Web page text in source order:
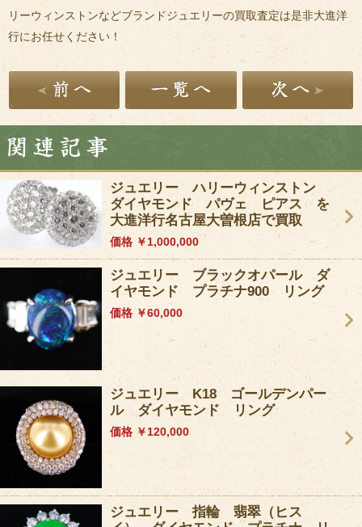
リーウィンストンなどブランドジュエリーの買取査定は是非大進洋
行にお任せください！
ジュエリー ハリーウィンストン
ダイヤモンド パヴェ ピアス を
大進洋行名古屋大曽根店で買取
価格 ￥1,000,000
ジュエリー ブラックオパール ダ
イヤモンド プラチナ900 リング
価格 ￥60,000
ジュエリー K18 ゴールデンパー
ル ダイヤモンド リング
価格 ￥120,000
ジュエリー 指輪 翡翠（ヒス